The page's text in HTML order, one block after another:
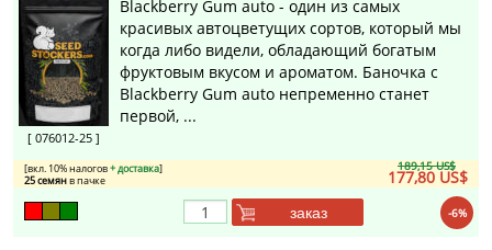
[ 076012-25 ]
Blackberry Gum auto - один из самых
красивых автоцветущих сортов, который мы
когда либо видели, обладающий богатым
фруктовым вкусом и ароматом. Баночка с
Blackberry Gum auto непременно станет
первой, ...
189,15 US$
177,80 US$
[вкл. 10% налогов+ доставка]
25 семянв пачке
-6%
заказ